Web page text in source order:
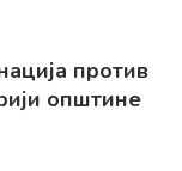
против
општине